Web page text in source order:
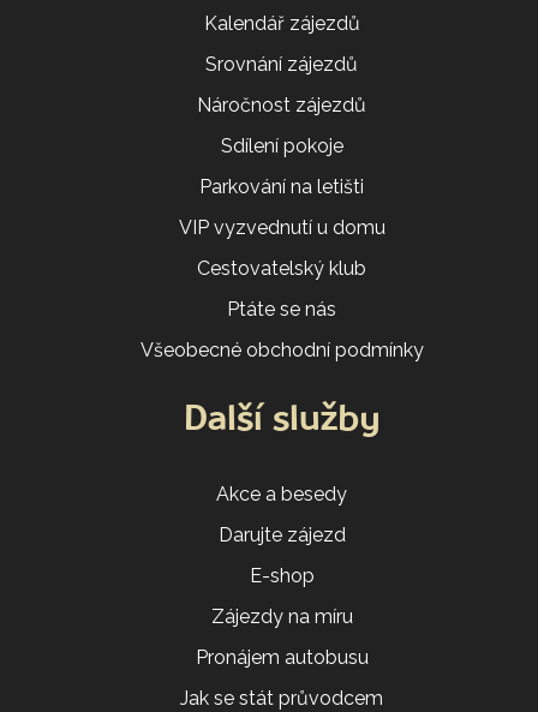
Kalendář zájezdů
Srovnání zájezdů
Náročnost zájezdů
Sdílení pokoje
Parkování na letišti
VIP vyzvednutí u domu
Cestovatelský klub
Ptáte se nás
Všeobecné obchodní podmínky
Další služby
Akce a besedy
Darujte zájezd
E-shop
Zájezdy na míru
Pronájem autobusu
Jak se stát průvodcem